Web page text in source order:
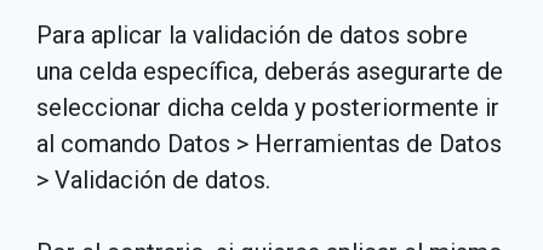
Para aplicar la validación de datos sobre
una celda específica, deberás asegurarte de
seleccionar dicha celda y posteriormente ir
al comando Datos > Herramientas de Datos
> Validación de datos.